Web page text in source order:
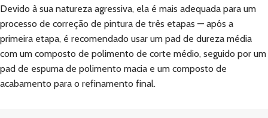
Devido à sua natureza agressiva, ela é mais adequada para um
processo de correção de pintura de três etapas — após a
primeira etapa, é recomendado usar um pad de dureza média
com um composto de polimento de corte médio, seguido por um
pad de espuma de polimento macia e um composto de
acabamento para o refinamento final.